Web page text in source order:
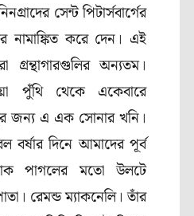
সেন্ট পিটার্সবার্গের
নামাঙ্কিত করে দেন। এই
গ্রন্থাগারগুলির অন্যতম।
পুঁথি থেকে একেবারে
জন্য এ এক সোনার খনি।
দিনে আমাদের পূর্ব
পাগলের মতো উলটে
রেমন্ড ম্যাকনেলি। তাঁর